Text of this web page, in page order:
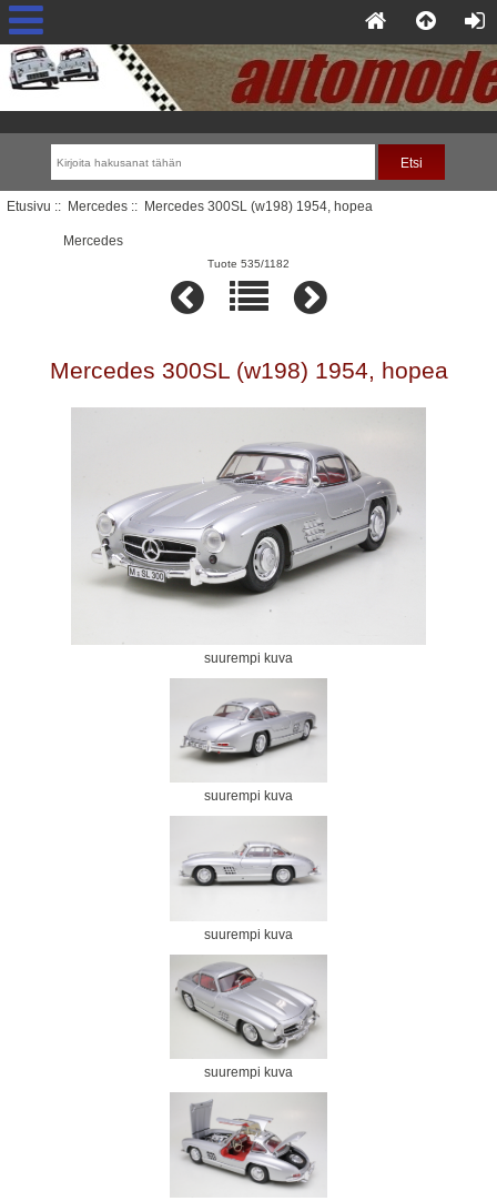
Etusivu :: Mercedes:: Mercedes 300SL (w198) 1954, hopea
Mercedes
Tuote 535/1182
Mercedes 300SL (w198) 1954, hopea
suurempi kuva
suurempi kuva
suurempi kuva
suurempi kuva